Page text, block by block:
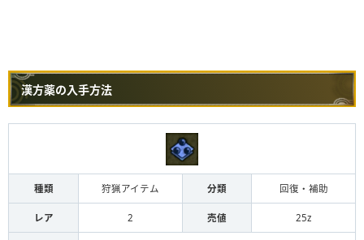
漢方薬の入手方法
種類 狩猟アイテム 分類 回復・補助
レア 2 売値 25z